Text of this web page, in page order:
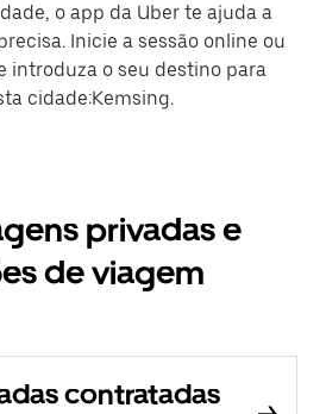
o app da Uber te ajuda a
Inicie a sessão online ou
introduza o seu destino para
cidade:Kemsing.
privadas e
de viagem
contratadas